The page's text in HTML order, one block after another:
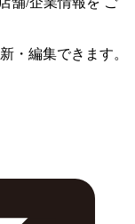
・編集できます。